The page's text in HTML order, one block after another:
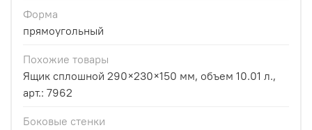
Форма
прямоугольный
Похожие товары
Ящик сплошной 290×230×150 мм, объем 10.01 л.,
арт.: 7962
Боковые стенки